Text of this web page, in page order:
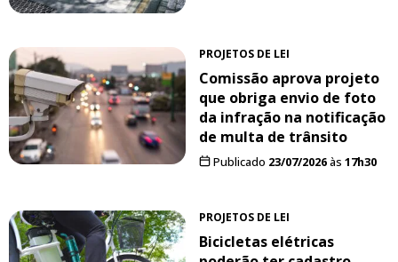
PROJETOS DE LEI
Comissão aprova projeto
que obriga envio de foto
da infração na notificação
de multa de trânsito
Publicado 23/07/2026às 17h30
PROJETOS DE LEI
Bicicletas elétricas